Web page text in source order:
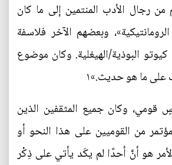
رجال الأدب المنتمين إلى ما كان
وبعضهم الآخر فلاسفة
البوذية/الهيغلية. وكان موضوع
على ما هو حديث.»١
قومي، وكان جميع المثقفين الذين
من القوميين على هذا النحو أو
هو أنَّ أحدًا لم يكَد يأتي على ذِكْر